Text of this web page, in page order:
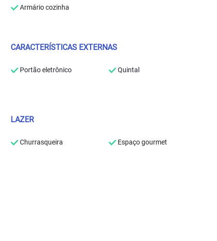
Armário cozinha
CARACTERÍSTICAS EXTERNAS
Portão eletrônico Quintal
LAZER
Churrasqueira Espaço gourmet